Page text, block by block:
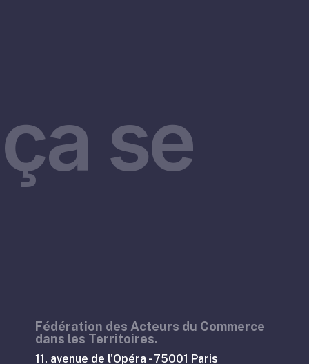
se
Fédération des Acteurs du Commerce
dans les Territoires.
11, avenue de l'Opéra - 75001 Paris